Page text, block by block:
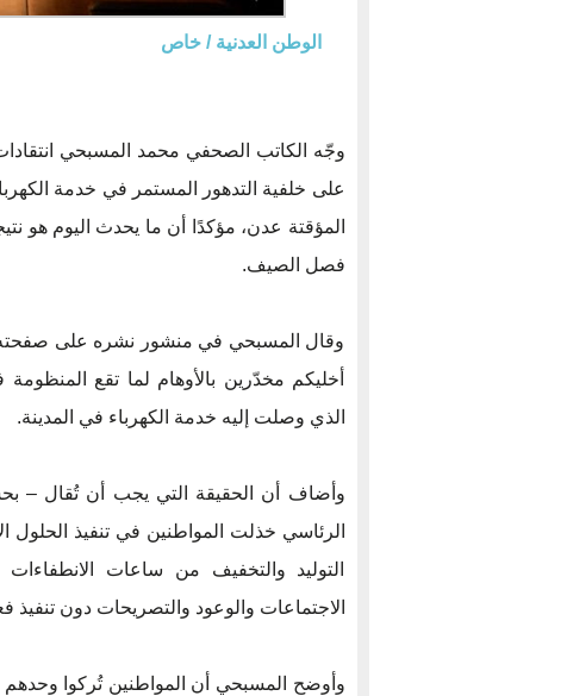
الوطن العدنية / خاص
وجّه الكاتب الصحفي محمد المسبحي
على خلفية التدهور المستمر في خدمة
المؤقتة عدن، مؤكدًا أن ما يحدث اليوم هو
فصل الصيف.
وقال المسبحي في منشور نشره على صفحته
أخليكم مخدّرين بالأوهام لما تقع
الذي وصلت إليه خدمة الكهرباء في المدينة.
وأضاف أن الحقيقة التي يجب أن تُقال –
الرئاسي خذلت المواطنين في تنفيذ
التوليد والتخفيف من ساعات
الاجتماعات والوعود والتصريحات دون
وأوضح المسبحي أن المواطنين تُركوا وحدهم